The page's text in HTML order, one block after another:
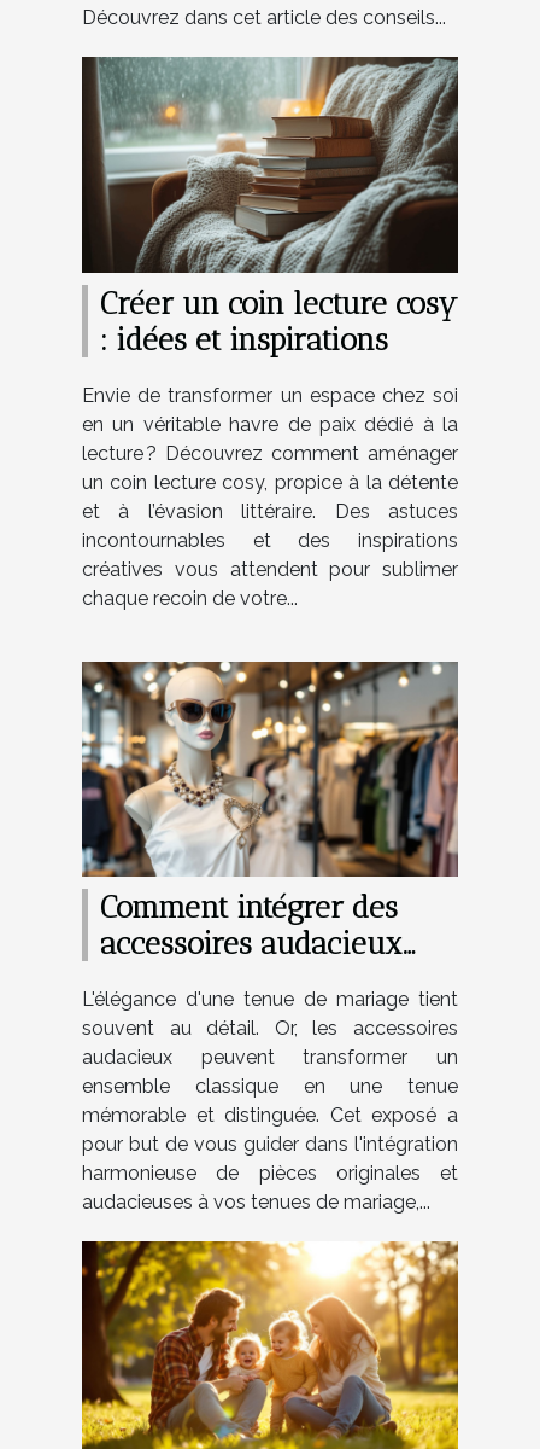
Découvrez dans cet article des conseils...
Créer un coin lecture cosy
: idées et inspirations
Envie de transformer un espace chez soi
en un véritable havre de paix dédié à la
lecture ? Découvrez comment aménager
un coin lecture cosy, propice à la détente
et à l’évasion littéraire. Des astuces
incontournables et des inspirations
créatives vous attendent pour sublimer
chaque recoin de votre...
Comment intégrer des
accessoires audacieux
mariage
L'élégance d'une tenue de mariage tient
souvent au détail. Or, les accessoires
audacieux peuvent transformer un
ensemble classique en une tenue
mémorable et distinguée. Cet exposé a
pour but de vous guider dans l'intégration
harmonieuse de pièces originales et
audacieuses à vos tenues de mariage,...